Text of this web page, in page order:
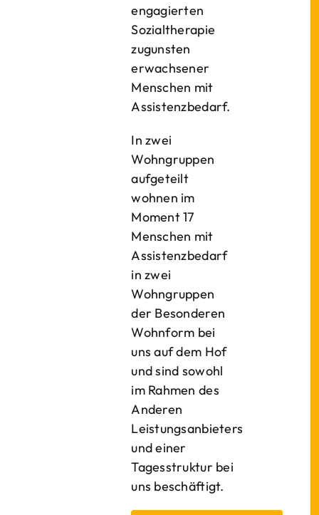
engagierten
Sozialtherapie
zugunsten
erwachsener
Menschen mit
Assistenzbedarf.
In zwei
Wohngruppen
aufgeteilt
wohnen im
Moment 17
Menschen mit
Assistenzbedarf
in zwei
Wohngruppen
der Besonderen
Wohnform bei
uns auf dem Hof
und sind sowohl
im Rahmen des
Anderen
Leistungsanbieters
und einer
Tagesstruktur bei
uns beschäftigt.